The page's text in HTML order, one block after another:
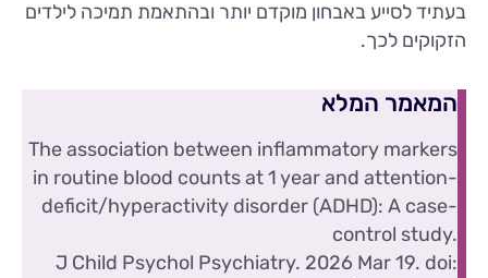
בעתיד לסייע באבחון מוקדם יותר ובהתאמת תמיכה לילדים
הזקוקים לכך.
המאמר המלא
The association between inflammatory markers
in routine blood counts at 1 year and attention-
deficit/hyperactivity disorder (ADHD): A case-
control study.
J Child Psychol Psychiatry. 2026 Mar 19. doi: